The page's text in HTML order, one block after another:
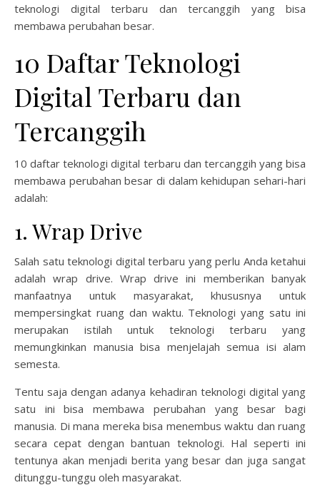
teknologi digital terbaru dan tercanggih yang bisa
membawa perubahan besar.
10 Daftar Teknologi
Digital Terbaru dan
Tercanggih
10 daftar teknologi digital terbaru dan tercanggih yang bisa
membawa perubahan besar di dalam kehidupan sehari-hari
adalah:
1. Wrap Drive
Salah satu teknologi digital terbaru yang perlu Anda ketahui
adalah wrap drive. Wrap drive ini memberikan banyak
manfaatnya untuk masyarakat, khususnya untuk
mempersingkat ruang dan waktu. Teknologi yang satu ini
merupakan istilah untuk teknologi terbaru yang
memungkinkan manusia bisa menjelajah semua isi alam
semesta.
Tentu saja dengan adanya kehadiran teknologi digital yang
satu ini bisa membawa perubahan yang besar bagi
manusia. Di mana mereka bisa menembus waktu dan ruang
secara cepat dengan bantuan teknologi. Hal seperti ini
tentunya akan menjadi berita yang besar dan juga sangat
ditunggu-tunggu oleh masyarakat.